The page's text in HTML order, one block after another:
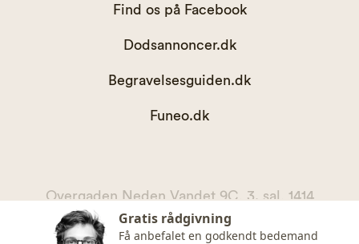
Find os på Facebook
Dodsannoncer.dk
Begravelsesguiden.dk
Funeo.dk
Overgaden Neden Vandet 9C, 3. sal, 1414
København K
kontakt@begravelsesguiden.dk, telefon 71 71 11 00
Gratis rådgivning
Få anbefalet en godkendt bedemand